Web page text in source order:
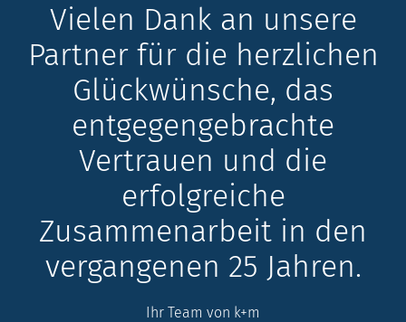
Vielen Dank an unsere
Partner für die herzlichen
Glückwünsche, das
entgegengebrachte
Vertrauen und die
erfolgreiche
Zusammenarbeit in den
vergangenen 25 Jahren.
Ihr Team von k+m